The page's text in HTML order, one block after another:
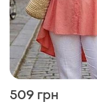
509 грн